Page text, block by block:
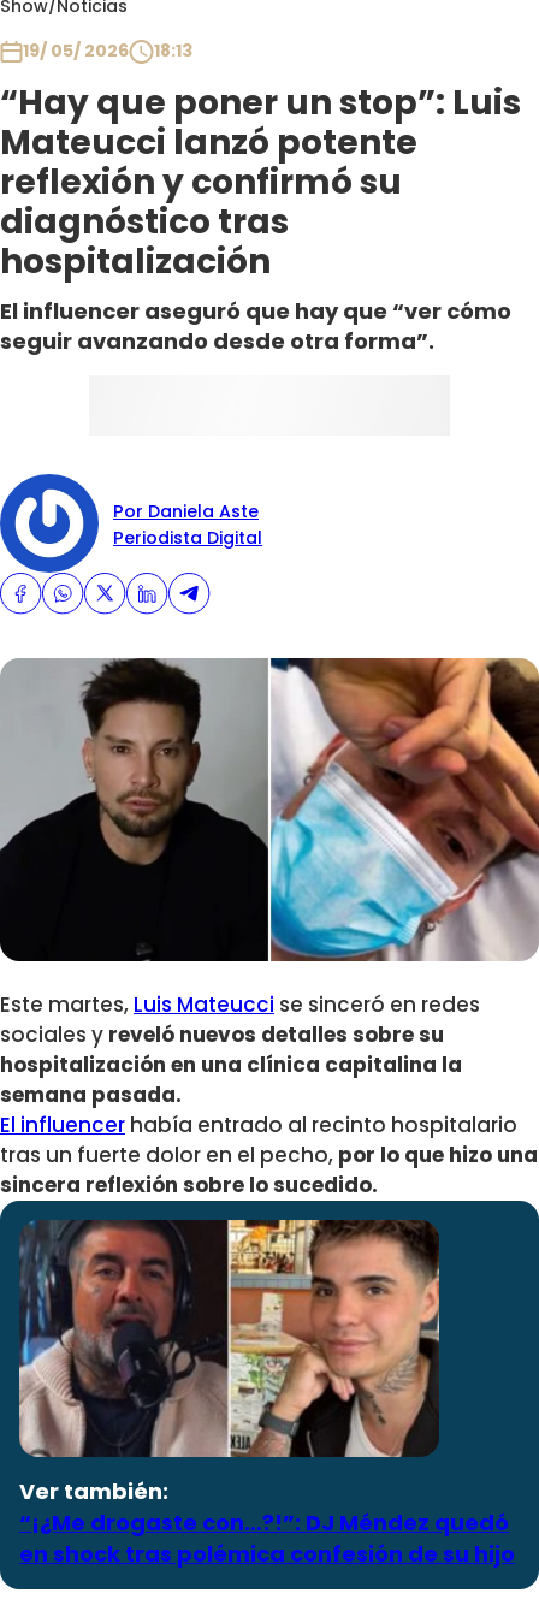
Show/Noticias
19/ 05/ 2026
18:13
“Hay que poner un stop”: Luis
Mateucci lanzó potente
reflexión y confirmó su
diagnóstico tras
hospitalización
El influencer aseguró que hay que “ver cómo
seguir avanzando desde otra forma”.
Por Daniela Aste
Periodista Digital
Este martes, Luis Mateucci se sinceró en redes
sociales y reveló nuevos detalles sobre su
hospitalización en una clínica capitalina la
semana pasada.
El influencer había entrado al recinto hospitalario
tras un fuerte dolor en el pecho, por lo que hizo una
sincera reflexión sobre lo sucedido.
Ver también:
“¡¿Me drogaste con…?!”: DJ Méndez quedó
en shock tras polémica confesión de su hijo
Club De La Comedia
Contigo en Directo
El Tiempo
Sabingo
Todos Los Programas